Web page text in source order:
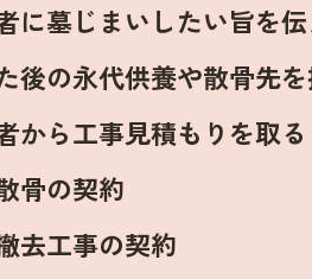
に墓じまいしたい旨を伝
後の永代供養や散骨先
から工事見積もりを取る
骨の契約
去工事の契約